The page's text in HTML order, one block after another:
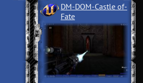
DM-DOM-Castle of­
Fate